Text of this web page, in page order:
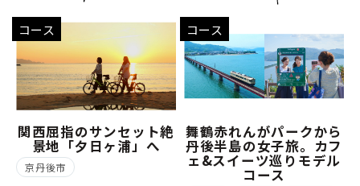
コース
関西屈指のサンセット絶
景地「夕日ヶ浦」へ
京丹後市
コース
舞鶴赤れんがパークから
丹後半島の女子旅。カフ
ェ&スイーツ巡りモデル
コース